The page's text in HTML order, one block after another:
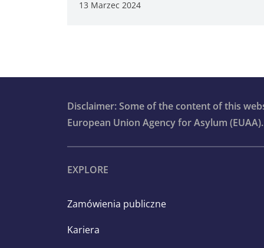
13 Marzec 2024
Disclaimer: Some of the content of this
European Union Agency for Asylum (EUAA).
EXPLORE
Zamówienia publiczne
Kariera